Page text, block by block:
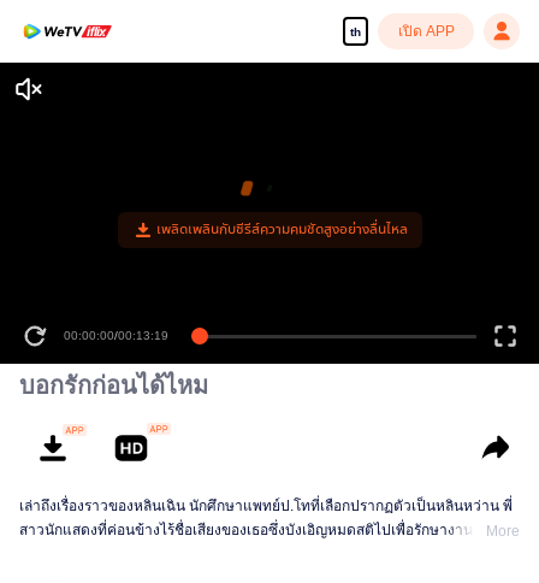
th เปิด APP
เพลิดเพลินกับซีรีส์ความคมชัดสูงอย่างลื่นไหล
00:00:00/00:13:19
บอกรักก่อนได้ไหม
เล่าถึงเรื่องราวของหลินเฉิน นักศึกษาแพทย์ป.โทที่เลือกปรากฏตัวเป็นหลินหว่าน พี่
สาวนักแสดงที่ค่อนข้างไร้ชื่อเสียงของเธอซึ่งบังเอิญหมดสติไปเพื่อรักษางานของเธอ
More